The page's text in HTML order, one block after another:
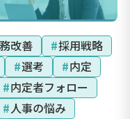
改善 #採用戦略
#選考 #内定
#内定者フォロー
#人事の悩み